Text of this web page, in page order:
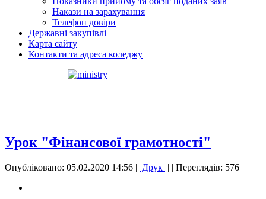
Накази на зарахування
Телефон довіри
Державні закупівлі
Карта сайту
Контакти та адреса коледжу
Урок "Фінансової грамотності"
Опубліковано: 05.02.2020 14:56 | Друк | | Переглядів: 576